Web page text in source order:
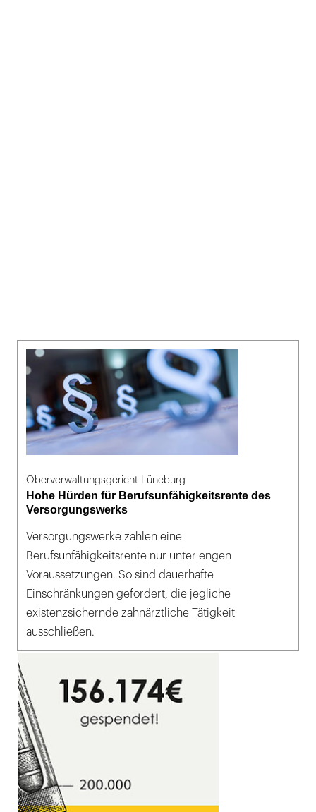
Oberverwaltungsgericht Lüneburg
Hohe Hürden für Berufsunfähigkeitsrente des
Versorgungswerks
Versorgungswerke zahlen eine
Berufsunfähigkeitsrente nur unter engen
Voraussetzungen. So sind dauerhafte
Einschränkungen gefordert, die jegliche
existenzsichernde zahnärztliche Tätigkeit
ausschließen.